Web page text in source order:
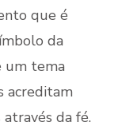
que é
da
um tema
acreditam
da fé,